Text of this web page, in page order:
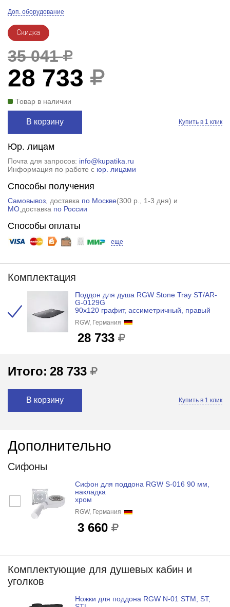
Доп. оборудование
Скидка
35 041
28 733
Товар в наличии
В корзину Купить в 1 клик
Юр. лицам
Почта для запросов: info@kupatika.ru
Информация по работе с юр. лицами
Способы получения
Самовывоз, доставка по Москве(300 р.
, 1-3 дня) и
МО,доставка по России
Способы оплаты
еще
Комплектация
Поддон для душа RGW Stone Tray ST/AR-
G-0129G
90x120 графит, ассиметричный, правый
RGW, Германия
28 733
Итого: 28 733
В корзину Купить в 1 клик
Дополнительно
Сифоны
Сифон для поддона RGW S-016 90 мм,
накладка
хром
RGW, Германия
3 660
Комплектующие для душевых кабин и
уголков
Ножки для поддона RGW N-01 STM, ST,